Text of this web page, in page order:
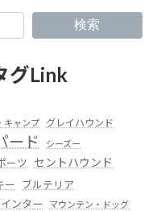
検索
グLink
キャンプ
グレイハウンド
ード シーズー
ーツ セントハウンド
ー ブルテリア
ンター マウンテン・ドッグ